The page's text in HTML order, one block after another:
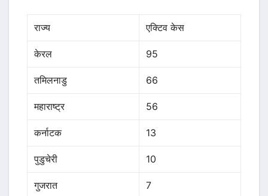
राज्य एक्टिव केस
केरल 95
तमिलनाडु 66
महाराष्ट्र 56
कर्नाटक 13
पुडुचेरी 10
गुजरात 7